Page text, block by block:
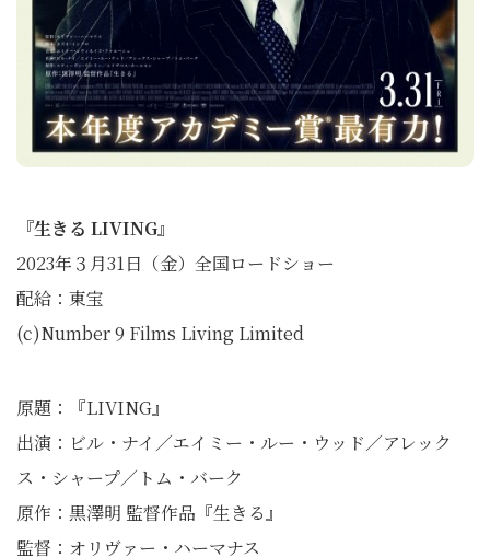
『生きる LIVING』
2023年３月31日（金）全国ロードショー
配給：東宝
(c)Number 9 Films Living Limited
原題：『LIVING』
出演：ビル・ナイ／エイミー・ルー・ウッド／アレック
ス・シャープ／トム・バーク
原作：黒澤明 監督作品『生きる』
監督：オリヴァー・ハーマナス